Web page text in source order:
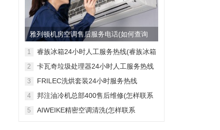
雅列顿机房空调售后服务电话(如何查询
雅列顿机房空调售后服务电...
1
睿族冰箱24小时人工服务热线(睿族冰箱
2
卡瓦奇垃圾处理器24小时人工服务热线
是多少？)
3
FRILEC洗烘套装24小时服务热线
少？)
4
邦注油冷机总部400售后维修(怎样联系
5
AIWEIKE精密空调清洗(怎样联系